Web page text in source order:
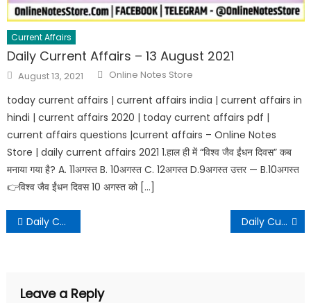
Current Affairs
Daily Current Affairs – 13 August 2021
August 13, 2021 Online Notes Store
today current affairs | current affairs india | current affairs in
hindi | current affairs 2020 | today current affairs pdf |
current affairs questions |current affairs – Online Notes
Store | daily current affairs 2021 1.हाल ही में “विश्व जैव ईंधन दिवस” कब
मनाया गया है? A. 11अगस्त B. 10अगस्त C. 12अगस्त D.9अगस्त उत्तर — B.10अगस्त
👉विश्व जैव ईंधन दिवस 10 अगस्त को […]
Daily Current Affairs – 08 February 2021 Daily Current Affairs – 10 February 2021
Leave a Reply